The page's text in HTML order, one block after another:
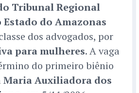
Tribunal Regional
do Amazonas
dos advogados, por
para mulheres. A vaga
do primeiro biênio
Maria Auxiliadora dos